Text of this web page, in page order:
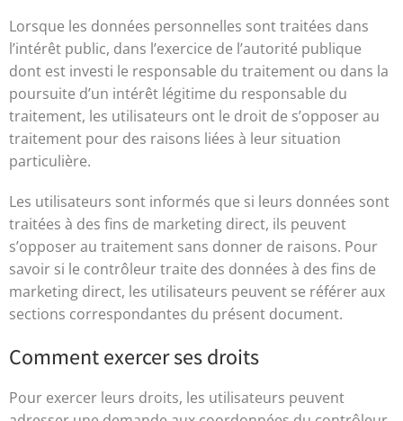
Lorsque les données personnelles sont traitées dans
l’intérêt public, dans l’exercice de l’autorité publique
dont est investi le responsable du traitement ou dans la
poursuite d’un intérêt légitime du responsable du
traitement, les utilisateurs ont le droit de s’opposer au
traitement pour des raisons liées à leur situation
particulière.
Les utilisateurs sont informés que si leurs données sont
traitées à des fins de marketing direct, ils peuvent
s’opposer au traitement sans donner de raisons. Pour
savoir si le contrôleur traite des données à des fins de
marketing direct, les utilisateurs peuvent se référer aux
sections correspondantes du présent document.
Comment exercer ses droits
Pour exercer leurs droits, les utilisateurs peuvent